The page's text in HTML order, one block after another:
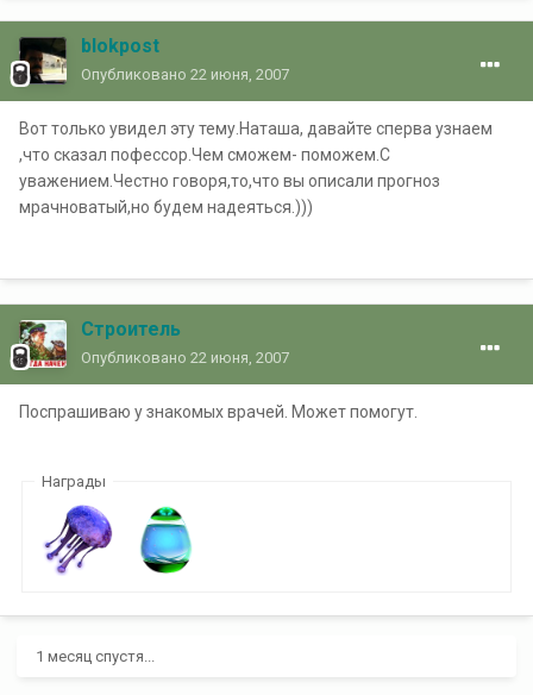
blokpost
Опубликовано 22 июня, 2007
Вот только увидел эту тему.Наташа, давайте сперва узнаем
,что сказал пофессор.Чем сможем- поможем.С
уважением.Честно говоря,то,что вы описали прогноз
мрачноватый,но будем надеяться.)))
Строитель
Опубликовано 22 июня, 2007
Поспрашиваю у знакомых врачей. Может помогут.
Награды
1 месяц спустя...